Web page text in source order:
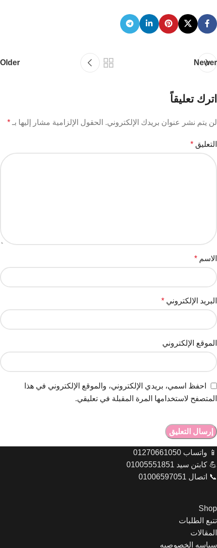
Newer
Older
اترك تعليقاً
لن يتم نشر عنوان بريدك الإلكتروني. الحقول الإلزامية مشار إليها بـ *
التعليق *
الاسم *
البريد الإلكتروني *
الموقع الإلكتروني
احفظ اسمي، بريدي الإلكتروني، والموقع الإلكتروني في هذا
المتصفح لاستخدامها المرة المقبلة في تعليقي.
📱 واتساب 01270661050
💪 كابتن سيد 01005551851
📞 اتصال 01006597051
Shop
تتبع الطلبات
المقالات
سياسه الخصوصيه